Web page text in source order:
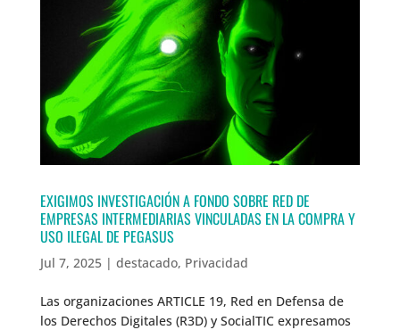
EXIGIMOS INVESTIGACIÓN A FONDO SOBRE RED DE
EMPRESAS INTERMEDIARIAS VINCULADAS EN LA COMPRA Y
USO ILEGAL DE PEGASUS
Jul 7, 2025| destacado, Privacidad
Las organizaciones ARTICLE 19, Red en Defensa de
los Derechos Digitales (R3D) y SocialTIC expresamos